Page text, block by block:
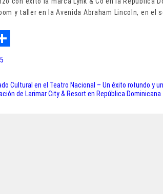
y taller en la Avenida Abraham Lincoln, en el
Cultural en el Teatro Nacional – Un éxito rotundo y
de Larimar City & Resort en República Dominicana